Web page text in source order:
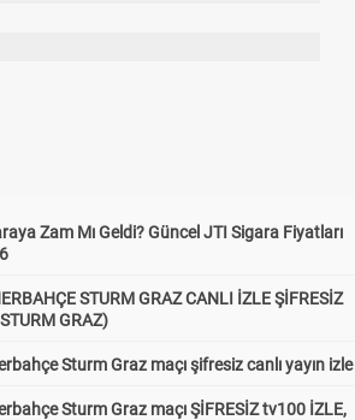
Zam Mı Geldi? Güncel JTI Sigara Fiyatları
STURM GRAZ CANLI İZLE ŞİFRESİZ
GRAZ)
Sturm Graz maçı şifresiz canlı yayın izle
Sturm Graz maçı ŞİFRESİZ tv100 İZLE,